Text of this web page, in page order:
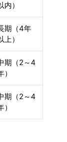
内）
期（4年
上）
期（2～4
）
期（2～4
）